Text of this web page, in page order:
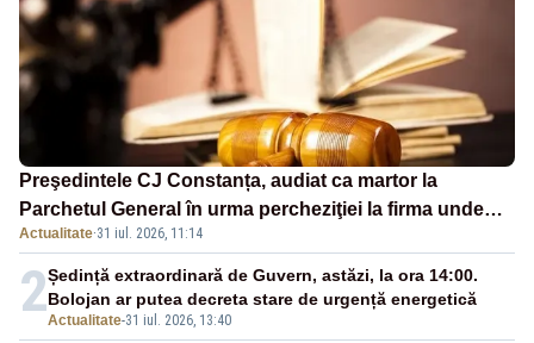
Preşedintele CJ Constanța, audiat ca martor la
Parchetul General în urma percheziţiei la firma unde
este acţionar
Actualitate·31 iul. 2026, 11:14
2Actualitate-31 iul. 2026, 13:40
Ședință extraordinară de Guvern, astăzi, la ora 14:00.
Bolojan ar putea decreta stare de urgență energetică